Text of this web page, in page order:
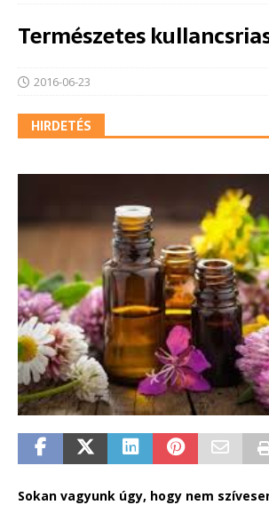
Természetes
2016-06-23
HIRDETÉS
Sokan vagyunk úgy, hogy nem